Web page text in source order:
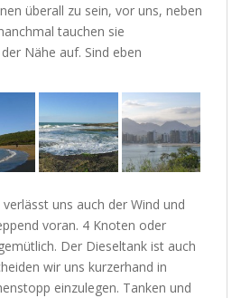
überall zu sein, vor uns, neben
tauchen sie
Nähe auf. Sind eben
uns auch der Wind und
voran. 4 Knoten oder
Der Dieseltank ist auch
wir uns kurzerhand in
einzulegen. Tanken und